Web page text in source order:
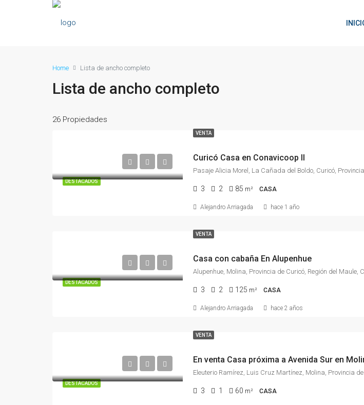
Home Lista de ancho completo
Lista de ancho completo
26 Propiedades
DESTACADOS
VENTA
Curicó Casa en Conavicoop II
3 2 85 m² CASA
Alejandro Arriagada hace 1 año
DESTACADOS
VENTA
Casa con cabaña En Alupenhue
Alupenhue, Molina, Provincia de Curicó, Región del Maule,
3 2 125 m² CASA
Alejandro Arriagada hace 2 años
DESTACADOS
VENTA
En venta Casa próxima a Avenida Sur en
3 1 60 m² CASA